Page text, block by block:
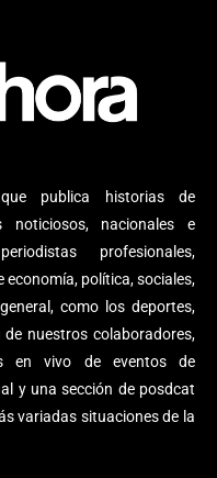
publica historias de
noticiosos, nacionales e
profesionales,
economía, política, sociales,
como los deportes,
nuestros colaboradores,
en vivo de eventos de
y una sección de posdcat
variadas situaciones de la